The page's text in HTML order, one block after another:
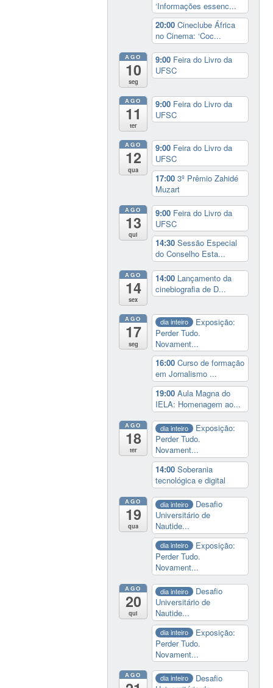
‘Informações essenc...
20:00Cineclube África
no Cinema: ‘Coc...
AGO
10
seg
9:00 Feira do Livro da
UFSC
AGO
11
ter
9:00 Feira do Livro da
UFSC
AGO
12
qua
9:00 Feira do Livro da
UFSC
17:003º Prêmio Zahidé
Muzart
AGO
13
qui
9:00 Feira do Livro da
UFSC
14:30Sessão Especial
do Conselho Esta...
AGO
14
sex
14:00 Lançamento da
cinebiografia de D...
AGO
17
seg
dia inteiro
Exposição:
Perder Tudo.
Novament...
16:00Curso de formação
em Jornalismo ...
19:00Aula Magna do
IELA: Homenagem ao...
AGO
18
ter
dia inteiro
Exposição:
Perder Tudo.
Novament...
14:00Soberania
tecnológica e digital
AGO
19
qua
dia inteiro
Desafio
Universitário de
Nautide...
dia inteiro
Exposição:
Perder Tudo.
Novament...
AGO
20
qui
dia inteiro
Desafio
Universitário de
Nautide...
dia inteiro
Exposição:
Perder Tudo.
Novament...
AGO dia inteiro
Desafio